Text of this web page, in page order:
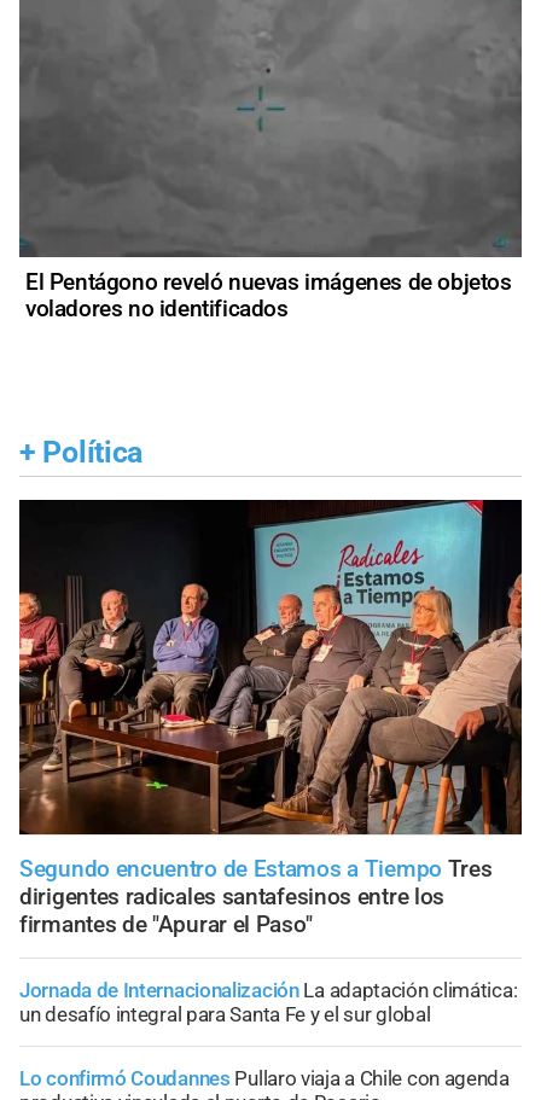
El Pentágono reveló nuevas imágenes de objetos
voladores no identificados
+ Política
Segundo encuentro de Estamos a Tiempo Tres
dirigentes radicales santafesinos entre los
firmantes de "Apurar el Paso"
Jornada de Internacionalización La adaptación climática:
un desafío integral para Santa Fe y el sur global
Lo confirmó Coudannes Pullaro viaja a Chile con agenda